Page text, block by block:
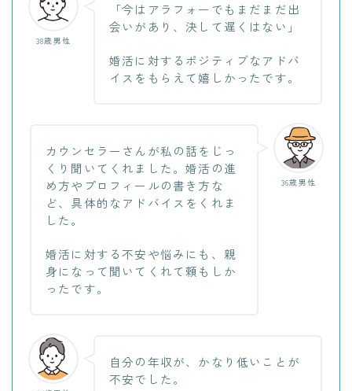
38歳男性
「今はアラフォーでもまだまだ出
会いがあり、決して遅くはない」
婚活に対するポジティブなアドバ
イスをもらえて嬉しかったです。
36歳男性
カウンセラーさんが私の話をじっ
くり聞いてくれました。婚活の進
め方やプロフィールの書き方な
ど、具体的なアドバイスをくれま
した。
婚活に対する不安や悩みにも、親
身になって聞いてくれて頼もしか
ったです。
自分の年収が、かなり低いことが
不安でした。